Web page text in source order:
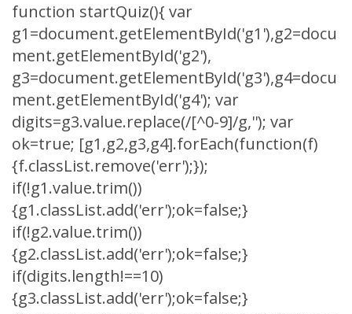
function startQuiz(){ var
g1=document.getElementById('g1'),g2=docu
ment.getElementById('g2'),
g3=document.getElementById('g3'),g4=docu
ment.getElementById('g4'); var
digits=g3.value.replace(/[^0-9]/g,''); var
ok=true; [g1,g2,g3,g4].forEach(function(f)
{f.classList.remove('err');});
if(!g1.value.trim())
{g1.classList.add('err');ok=false;}
if(!g2.value.trim())
{g2.classList.add('err');ok=false;}
if(digits.length!==10)
{g3.classList.add('err');ok=false;}